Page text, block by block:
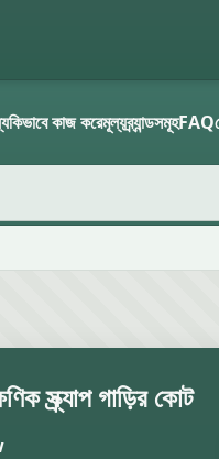
কিভাবে কাজ করেমূল্যব্র্যান্ডসমূহFAQ
স্ক্র্যাপ গাড়ির কোট